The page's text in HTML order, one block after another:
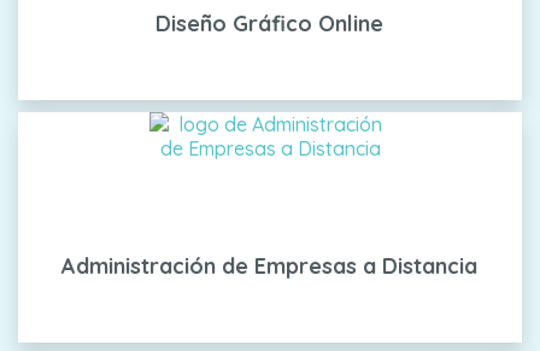
Diseño Gráfico Online
Administración de Empresas a Distancia